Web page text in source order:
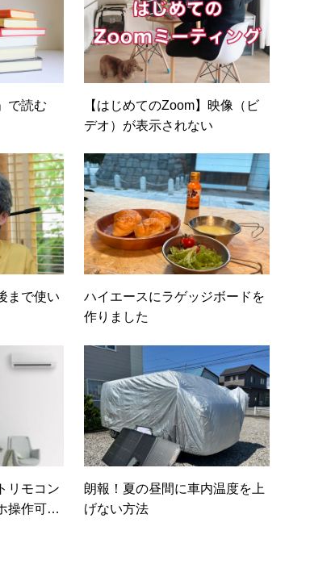
で読む
【はじめてのZoom】映像（ビ
デオ）が表示されない
まで使い
ハイエースにラゲッジボードを
作りました
リモコン
操作可能
朗報！夏の昼間に車内温度を上
げない方法